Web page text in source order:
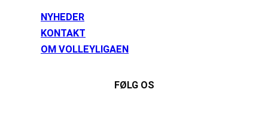
NYHEDER
KONTAKT
OM VOLLEYLIGAEN
FØLG OS